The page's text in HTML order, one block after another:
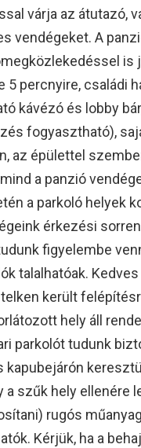
várja az átutazó,
vendégeket. A
is
percnyire, családi
kávézó és lobby
fogyasztható),
az épülettel
a panzió
a parkoló helyek
érkezési
figyelembe
talalhatóak.
került
hely áll
parkolót tudunk
kapubejárón
a szűk hely ellenére
rugós
Kérjük, ha a